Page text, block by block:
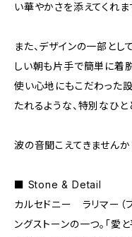
い華やかさを添えてくれま
また、デザインの一部と
しい朝も片手で簡単に着
使い心地にもこだわった
たれるような、特別なひと
波の音聞こえてきませんか
■ Stone & Detail
カルセドニー ラリマー（
ングストーンの一つ。「愛